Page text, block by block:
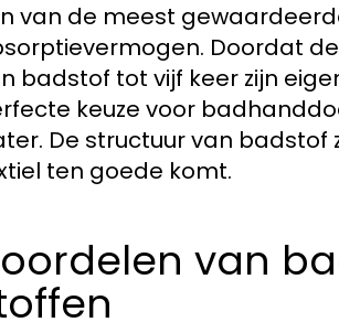
van de meest
Doordat
badstof tot vijf keer zijn
keuze voor
De structuur van
ten goede komt.
van